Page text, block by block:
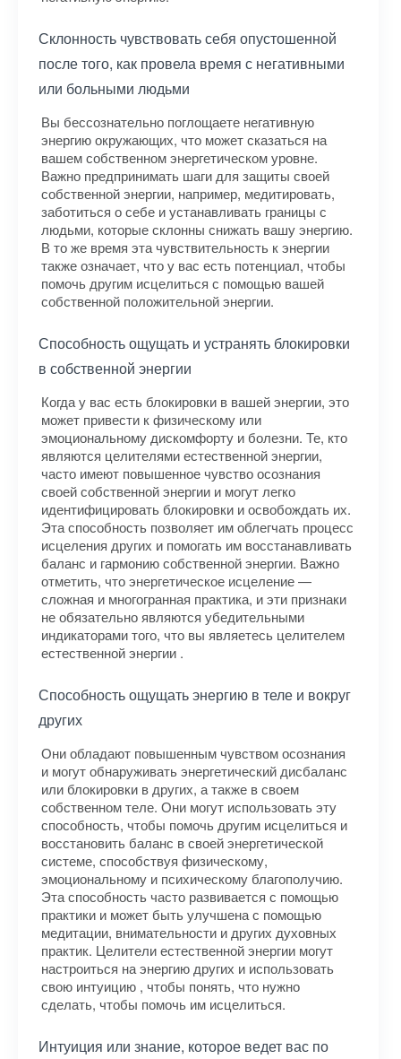
Склонность чувствовать себя опустошенной
после того, как провела время с негативными
или больными людьми
Вы бессознательно поглощаете негативную
энергию окружающих, что может сказаться на
вашем собственном энергетическом уровне.
Важно предпринимать шаги для защиты своей
собственной энергии, например, медитировать,
заботиться о себе и устанавливать границы с
людьми, которые склонны снижать вашу энергию.
В то же время эта чувствительность к энергии
также означает, что у вас есть потенциал, чтобы
помочь другим исцелиться с помощью вашей
собственной положительной энергии.
Способность ощущать и устранять блокировки
в собственной энергии
Когда у вас есть блокировки в вашей энергии, это
может привести к физическому или
эмоциональному дискомфорту и болезни. Те, кто
являются целителями естественной энергии,
часто имеют повышенное чувство осознания
своей собственной энергии и могут легко
идентифицировать блокировки и освобождать их.
Эта способность позволяет им облегчать процесс
исцеления других и помогать им восстанавливать
баланс и гармонию собственной энергии. Важно
отметить, что энергетическое исцеление —
сложная и многогранная практика, и эти признаки
не обязательно являются убедительными
индикаторами того, что вы являетесь целителем
естественной энергии .
Способность ощущать энергию в теле и вокруг
других
Они обладают повышенным чувством осознания
и могут обнаруживать энергетический дисбаланс
или блокировки в других, а также в своем
собственном теле. Они могут использовать эту
способность, чтобы помочь другим исцелиться и
восстановить баланс в своей энергетической
системе, способствуя физическому,
эмоциональному и психическому благополучию.
Эта способность часто развивается с помощью
практики и может быть улучшена с помощью
медитации, внимательности и других духовных
практик. Целители естественной энергии могут
настроиться на энергию других и использовать
свою интуицию , чтобы понять, что нужно
сделать, чтобы помочь им исцелиться.
Интуиция или знание, которое ведет вас по